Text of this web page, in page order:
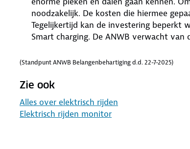
noodzakelijk. De kosten die hiermee
Tegelijkertijd kan de investering beperkt
Smart charging. De ANWB verwacht
(Standpunt ANWB Belangenbehartiging d.d. 22-7-2025)
Zie ook
Alles over elektrisch rijden
Elektrisch rijden monitor